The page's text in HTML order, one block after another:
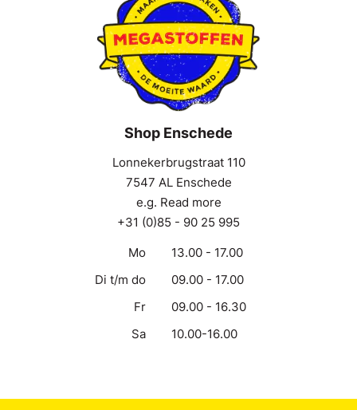
Shop Enschede
Lonnekerbrugstraat 110
7547 AL Enschede
e.g. Read more
+31 (0)85 - 90 25 995
Mo
13.00 - 17.00
Di t/m do
09.00 - 17.00
Fr
09.00 - 16.30
Sa
10.00-16.00